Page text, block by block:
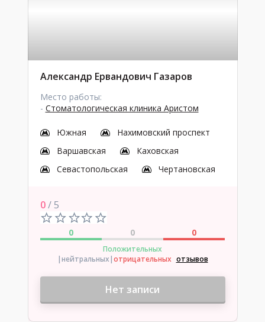
Александр Ервандович Газаров
Место работы:
- Стоматологическая клиника Аристом
Южная
Нахимовский проспект
Варшавская
Каховская
Севастопольская
Чертановская
0/ 5
0 0 0
Положительных
|нейтральных|отрицательных отзывов
Нет записи